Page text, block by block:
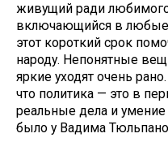
живущий ради
включающийся в
этот короткий срок
народу. Непонятные
яркие уходят очень
что политика — это в
реальные дела и
было у Вадима